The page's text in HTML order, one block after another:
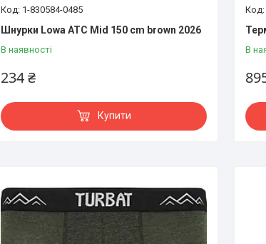
1-830584-0485
Шнурки Lowa ATC Mid 150 cm brown 2026
В наявності
234 ₴
Купити
В